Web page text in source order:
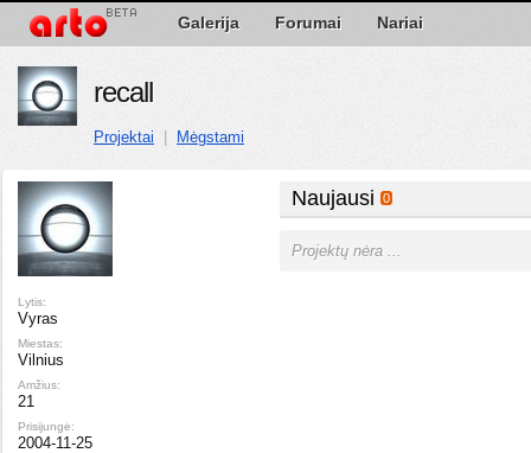
Galerija Forumai Nariai
recall
Projektai Mėgstami
Lytis:
Vyras
Miestas:
Vilnius
Amžius:
21
Prisijungė:
2004-11-25
Naujausi 0
Projektų nėra ...